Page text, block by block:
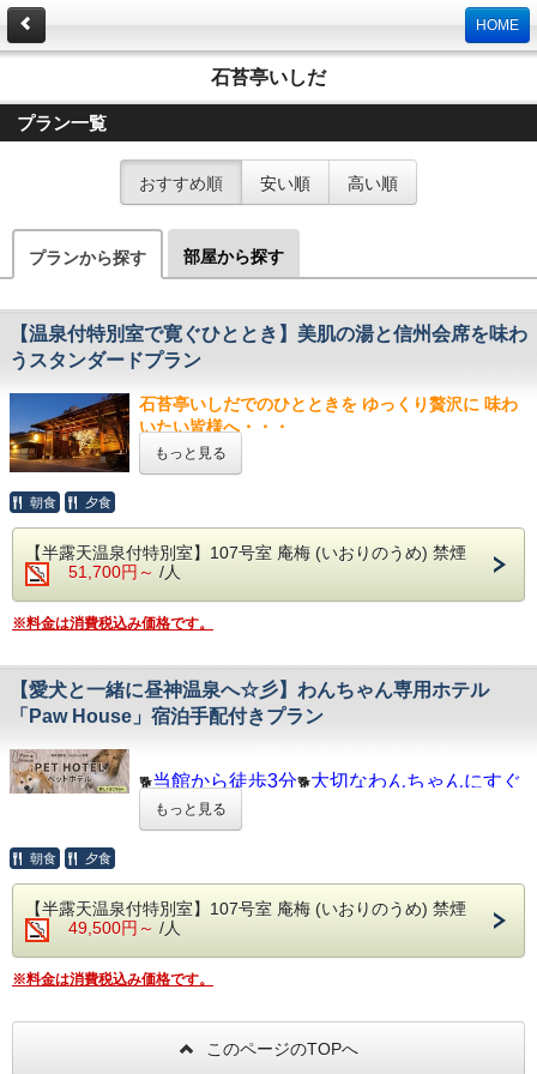
HOME
石苔亭いしだ
プラン一覧
おすすめ順 安い順 高い順
プランから探す 部屋から探す
【温泉付特別室で寛ぐひととき】美肌の湯と信州会席を味わ
うスタンダードプラン
石苔亭いしだでのひとときを ゆっくり贅沢に 味わ
いたい皆様へ・・・
部屋付きの温泉だからこそ 気兼ねなく堪能できる
昼神の「美肌の湯」
ください
長野の南端に位置し、四季折々の山郷の風情と「日
本一綺麗な星空」で知られる昼神温泉郷。
その地に佇む「石苔亭いしだ」は、1,000坪の敷地
荘厳な「夷毘沙門」をくぐり、日本庭園を抜ける石
地よい緩急が、非日常へと誘います。
お泊まりいただくお部屋は、それぞれが独立した造
お食事は、信州の山里の幸をはじめ、その時々の旬
な食材を取り入れた本格会席料理。
派手さはありませんが、素材の味を引き出すことを
丁寧に追求した正統派のお料理です。
「美肌の湯」として名高い温泉は、露天風呂でお愉
しみいただくのがお薦め。
もっと見る
朝食 夕食
【半露天温泉付特別室】107号室 庵梅 (いおりのうめ) 禁煙
51,700円～ /人
※料金は消費税込み価格です。
【愛犬と一緒に昼神温泉へ☆彡】わんちゃん専用ホテル
「Paw House」宿泊手配付きプラン
🐕当館から徒歩3分🐕大切なわんちゃんにすぐ
会える ！
一緒に昼神温泉を満喫しよう！
「わんちゃんの様子が見られずに心配・・・」
「宿泊中にわんちゃんと会えずに寂しい・・・」
そんな方におすすめ、昼神温泉郷内にあるペットフレンドリ
ーな
お泊まりの間もカメラでわんちゃんの様子をリアルタイムで
もっと見る
朝食 夕食
【半露天温泉付特別室】107号室 庵梅 (いおりのうめ) 禁煙
49,500円～ /人
※料金は消費税込み価格です。
このページのTOPへ